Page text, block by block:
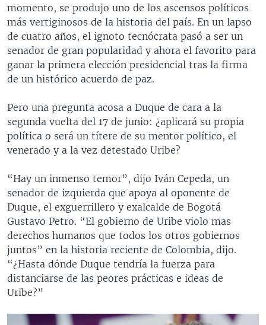
ENTRETENIMIENTO
momento, se produjo uno de los ascensos políticos
más vertiginosos de la historia del país. En un lapso
de cuatro años, el ignoto tecnócrata pasó a ser un
senador de gran popularidad y ahora el favorito para
ganar la primera elección presidencial tras la firma
de un histórico acuerdo de paz.
Pero una pregunta acosa a Duque de cara a la
segunda vuelta del 17 de junio: ¿aplicará su propia
política o será un títere de su mentor político, el
venerado y a la vez detestado Uribe?
“Hay un inmenso temor”, dijo Iván Cepeda, un
senador de izquierda que apoya al oponente de
Duque, el exguerrillero y exalcalde de Bogotá
Gustavo Petro. “El gobierno de Uribe violo mas
derechos humanos que todos los otros gobiernos
juntos” en la historia reciente de Colombia, dijo.
“¿Hasta dónde Duque tendría la fuerza para
distanciarse de las peores prácticas e ideas de
Uribe?”